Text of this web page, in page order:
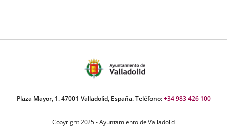
Plaza Mayor, 1. 47001 Valladolid, España. Teléfono:+34 983 426 100
Copyright 2025 - Ayuntamiento de Valladolid